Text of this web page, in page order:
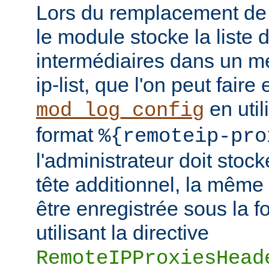
Lors du remplacement
le module stocke la liste
intermédiaires dans un
ip-list, que l'on peut faire
mod_log_config en
format %{remoteip-
l'administrateur doit
tête additionnel, la
être enregistrée sous la
utilisant la directive